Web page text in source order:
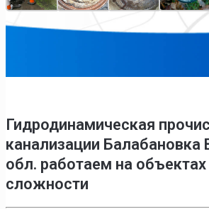
Гидродинамическая
канализации Балабановка
обл. работаем на
сложности